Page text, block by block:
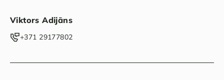
Viktors Adijāns
‭+371 29177802‬